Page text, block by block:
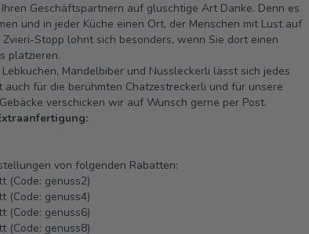
Geschäftspartnern auf gluschtige Art Danke. Denn es
und in jeder Küche einen Ort, der Menschen mit Lust auf
Zvieri-Stopp lohnt sich besonders, wenn Sie dort einen
platzieren.
Mandelbiber und Nussleckerli lässt sich jedes
auch für die berühmten Chatzestreckerli und für unsere
verschicken wir auf Wunsch gerne per Post.
von folgenden Rabatten:
(Code: genuss2)
(Code: genuss4)
(Code: genuss6)
(Code: genuss8)